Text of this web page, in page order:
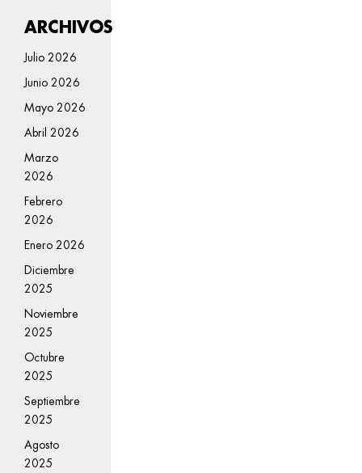
ARCHIVOS
Julio 2026
Junio 2026
Mayo 2026
Abril 2026
Marzo
2026
Febrero
2026
Enero 2026
Diciembre
2025
Noviembre
2025
Octubre
2025
Septiembre
2025
Agosto
2025